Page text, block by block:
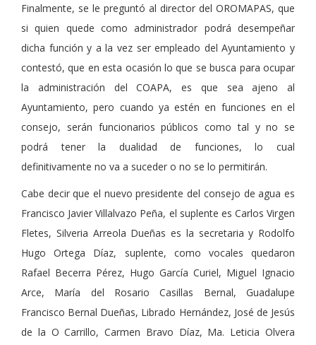
Finalmente, se le preguntó al director del OROMAPAS, que
si quien quede como administrador podrá desempeñar
dicha función y a la vez ser empleado del Ayuntamiento y
contestó, que en esta ocasión lo que se busca para ocupar
la administración del COAPA, es que sea ajeno al
Ayuntamiento, pero cuando ya estén en funciones en el
consejo, serán funcionarios públicos como tal y no se
podrá tener la dualidad de funciones, lo cual
definitivamente no va a suceder o no se lo permitirán.
Cabe decir que el nuevo presidente del consejo de agua es
Francisco Javier Villalvazo Peña, el suplente es Carlos Virgen
Fletes, Silveria Arreola Dueñas es la secretaria y Rodolfo
Hugo Ortega Díaz, suplente, como vocales quedaron
Rafael Becerra Pérez, Hugo García Curiel, Miguel Ignacio
Arce, María del Rosario Casillas Bernal, Guadalupe
Francisco Bernal Dueñas, Librado Hernández, José de Jesús
de la O Carrillo, Carmen Bravo Díaz, Ma. Leticia Olvera